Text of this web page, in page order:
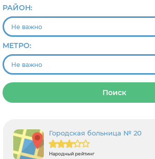
РАЙОН:
МЕТРО:
Поиск
Городская больница № 20
Народный рейтинг